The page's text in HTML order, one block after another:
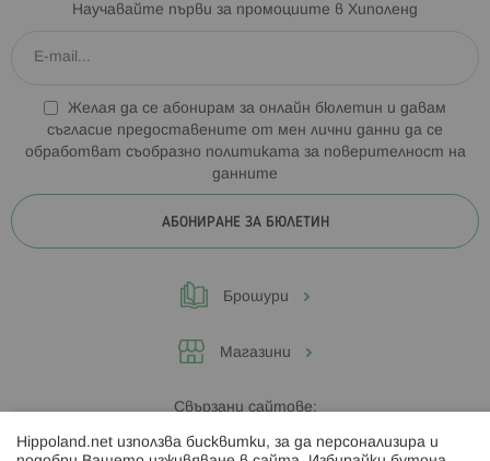
Научавайте първи за промоциите в Хиполенд
Желая да се абонирам за онлайн бюлетин и давам
съгласие предоставените от мен лични данни да се
обработват съобразно политиката за поверителност на
данните
АБОНИРАНЕ ЗА БЮЛЕТИН
Брошури
Магазини
Свързани сайтове:
Hippoland.ro
Hippoland.net използва бисквитки, за да персонализира и